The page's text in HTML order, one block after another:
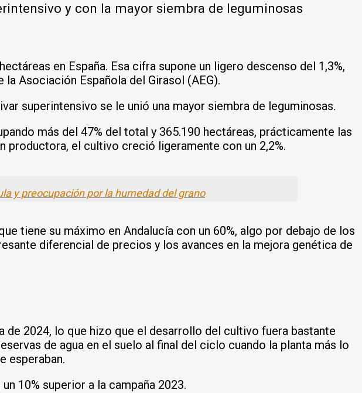
y con la mayor siembra de leguminosas
en España. Esa cifra supone un ligero descenso del 1,3%,
la Asociación Española del Girasol (AEG).
superintensivo se le unió una mayor siembra de leguminosas.
más del 47% del total y 365.190 hectáreas, prácticamente las
productora, el cultivo creció ligeramente con un 2,2%.
y preocupación por la humedad del grano
tiene su máximo en Andalucía con un 60%, algo por debajo de los
diferencial de precios y los avances en la mejora genética de
2024, lo que hizo que el desarrollo del cultivo fuera bastante
de agua en el suelo al final del ciclo cuando la planta más lo
esperaban.
10% superior a la campaña 2023.